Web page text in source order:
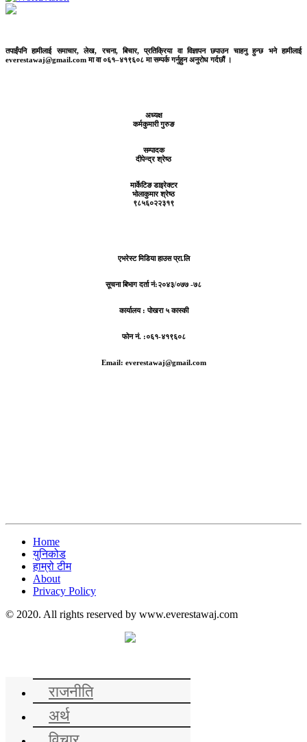
तपाईंपनि हामीलाई समाचार, लेख, रचना, बिचार, प्रतिक्रिया वा विज्ञापन छपाउन चाहनु हुन्छ भने हामीलाई
everestawaj@gmail.com मा वा ०६१–४१९६०८ मा सम्पर्क गर्नुहुन अनुरोध गर्दछौं ।
अध्यक्ष
कर्मकुमारी गुरुङ
सम्पादक
दीपेन्द्र श्रेष्ठ
मार्केटिङ डाइरेक्टर
भोलाकुमार श्रेष्ठ
९८५६०२२३१९
एभरेस्ट मिडिया हाउस प्रा.लि
सूचना बिभाग दर्ता नं:२०४३/०७७ -७८
कार्यालय :पोखरा ५ कास्की
फोन नं. :०६१-४१९६०८
Email: everestawaj@gmail.com
Home
युनिकोड
हाम्रो टीम
About
Privacy Policy
© 2020. All rights reserved by www.everestawaj.com
राजनीति
अर्थ